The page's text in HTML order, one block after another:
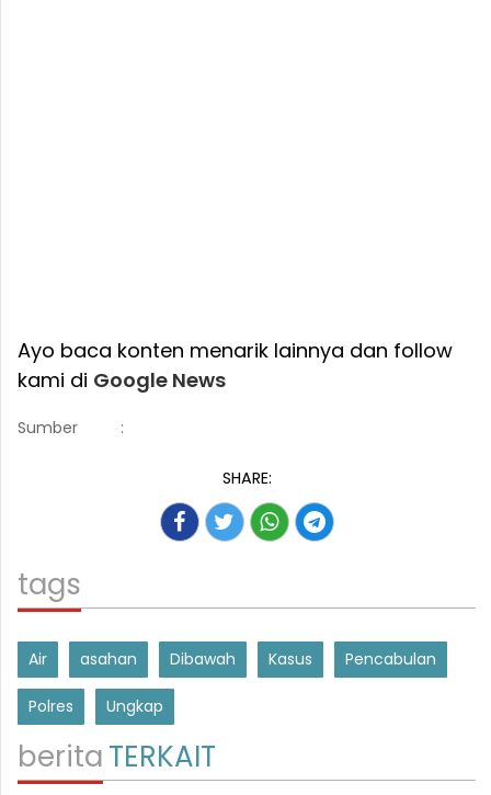
Ayo baca konten menarik lainnya dan follow
kami di Google News
Sumber :
SHARE:
tags
Air asahan Dibawah Kasus Pencabulan
Polres Ungkap
beritaTERKAIT